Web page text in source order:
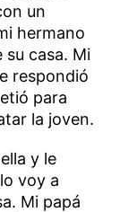
un
hermano
su casa. Mi
respondió
para
la joven.
y le
voy a
Mi papá